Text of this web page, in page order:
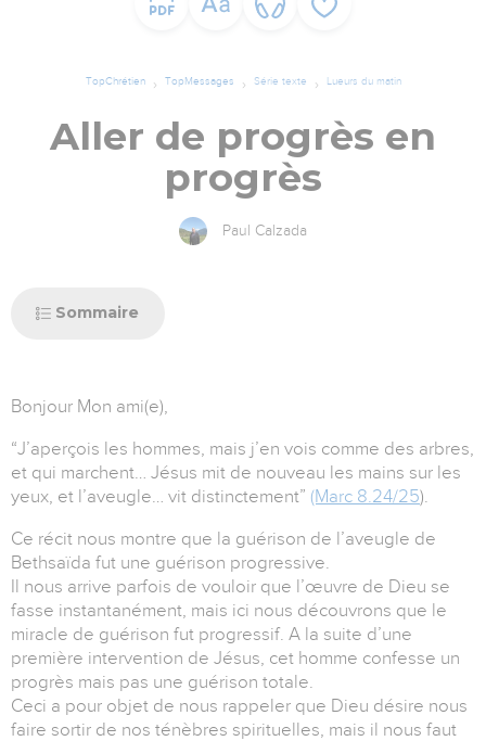
TopChrétien TopMessages Série texte Lueurs du matin
Aller de progrès en
progrès
Paul Calzada
Sommaire
Bonjour Mon ami(e),
“J’aperçois les hommes, mais j’en vois comme des arbres,
et qui marchent… Jésus mit de nouveau les mains sur les
yeux, et l’aveugle… vit distinctement” (Marc 8.24/25).
Ce récit nous montre que la guérison de l’aveugle de
Bethsaïda fut une guérison progressive.
Il nous arrive parfois de vouloir que l’œuvre de Dieu se
fasse instantanément, mais ici nous découvrons que le
miracle de guérison fut progressif. A la suite d’une
première intervention de Jésus, cet homme confesse un
progrès mais pas une guérison totale.
Ceci a pour objet de nous rappeler que Dieu désire nous
faire sortir de nos ténèbres spirituelles, mais il nous faut